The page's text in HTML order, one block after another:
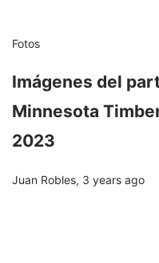
Fotos
Imágenes del
Minnesota
2023
Juan Robles, 3 years ago